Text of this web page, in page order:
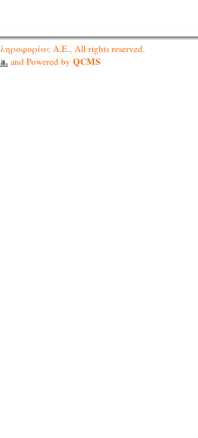
Α.Ε., All rights reserved.
and Powered by QCMS